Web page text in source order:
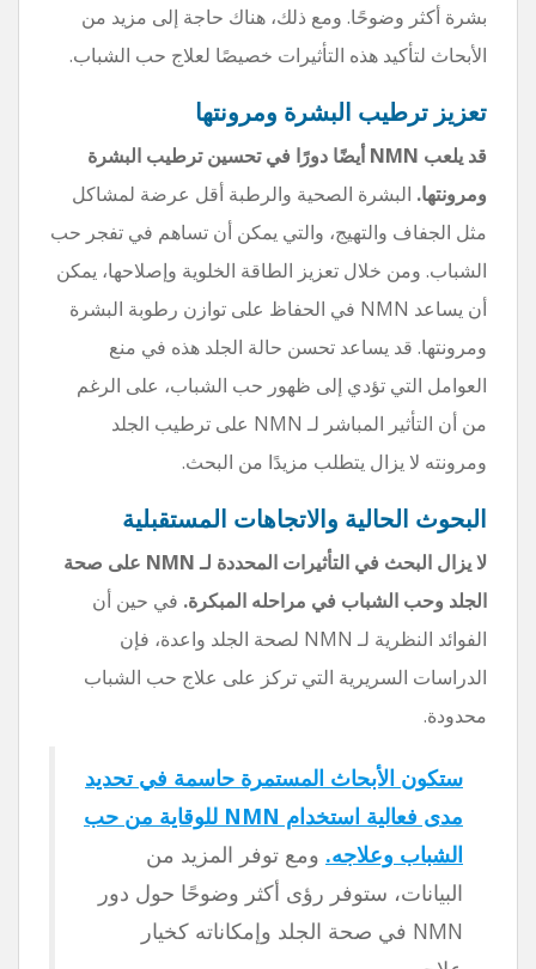
بشرة أكثر وضوحًا. ومع ذلك، هناك حاجة إلى مزيد من
الأبحاث لتأكيد هذه التأثيرات خصيصًا لعلاج حب الشباب.
تعزيز ترطيب البشرة ومرونتها
قد يلعب NMN أيضًا دورًا في تحسين ترطيب البشرة
ومرونتها. البشرة الصحية والرطبة أقل عرضة لمشاكل
مثل الجفاف والتهيج، والتي يمكن أن تساهم في تفجر حب
الشباب. ومن خلال تعزيز الطاقة الخلوية وإصلاحها، يمكن
أن يساعد NMN في الحفاظ على توازن رطوبة البشرة
ومرونتها. قد يساعد تحسن حالة الجلد هذه في منع
العوامل التي تؤدي إلى ظهور حب الشباب، على الرغم
من أن التأثير المباشر لـ NMN على ترطيب الجلد
ومرونته لا يزال يتطلب مزيدًا من البحث.
البحوث الحالية والاتجاهات المستقبلية
لا يزال البحث في التأثيرات المحددة لـ NMN على صحة
الجلد وحب الشباب في مراحله المبكرة. في حين أن
الفوائد النظرية لـ NMN لصحة الجلد واعدة، فإن
الدراسات السريرية التي تركز على علاج حب الشباب
محدودة.
ستكون الأبحاث المستمرة حاسمة في تحديد
مدى فعالية استخدام NMN للوقاية من حب
الشباب وعلاجه. ومع توفر المزيد من
البيانات، ستوفر رؤى أكثر وضوحًا حول دور
NMN في صحة الجلد وإمكاناته كخيار